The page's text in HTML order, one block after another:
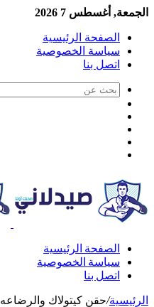
الجمعة, أغسطس 7 2026
الصفحة الرئيسية
سياسة الخصوصية
اتصل بنا
الصفحة الرئيسية
سياسة الخصوصية
اتصل بنا
الرئيسية/حقن كيتولاك والرضاعه